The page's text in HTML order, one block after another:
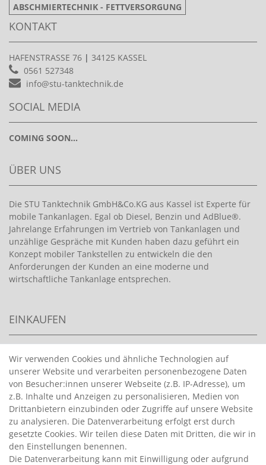
ABSCHMIERTECHNIK - FETTVERSORGUNG
KONTAKT
HAFENSTRASSE 76 | 34125 KASSEL
0561 527348
info@stu-tanktechnik.de
SOCIAL MEDIA
COMING SOON...
ÜBER UNS
Die STU Tanktechnik GmbH&Co.KG aus Kassel ist Experte für
mobile Tankanlagen. Egal ob Diesel, Benzin und AdBlue®.
Jahrelange Erfahrungen im Vertrieb von Tankanlagen und
unzählige Gespräche mit Kunden haben dazu geführt ein
Konzept mobiler Tankstellen zu entwickeln die den
Anforderungen der Kunden an eine moderne und
wirtschaftliche Tankanlage entsprechen.
EINKAUFEN
HANDPUMPEN FÜR BENZIN
>
HANDPUMPEN FÜR ÖLE
>
TANKANLAGEN
>
ADBLUE® BETANKUNG
INFORMATIONEN
Wir verwenden Cookies und ähnliche Technologien auf
unserer Website und verarbeiten personenbezogene Daten
von Besucher:innen unserer Webseite (z.B. IP-Adresse), um
z.B. Inhalte und Anzeigen zu personalisieren, Medien von
Drittanbietern einzubinden oder Zugriffe auf unsere Website
zu analysieren. Die Datenverarbeitung erfolgt erst durch
gesetzte Cookies. Wir teilen diese Daten mit Dritten, die wir in
den Einstellungen benennen.
Die Datenverarbeitung kann mit Einwilligung oder aufgrund